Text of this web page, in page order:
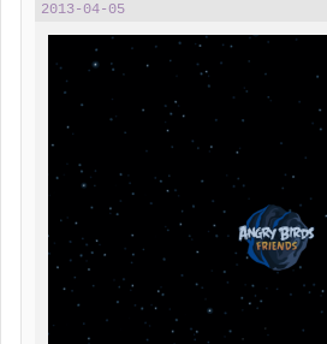
2013-04-05